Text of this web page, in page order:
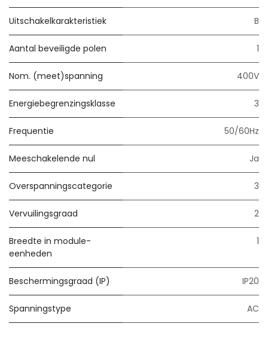
Uitschakelkarakteristiek B
Aantal beveiligde polen 1
Nom. (meet)spanning 400V
Energiebegrenzingsklasse 3
Frequentie 50/60Hz
Meeschakelende nul Ja
Overspanningscategorie 3
Vervuilingsgraad 2
Breedte in module-
eenheden
1
Beschermingsgraad (IP) IP20
Spanningstype AC